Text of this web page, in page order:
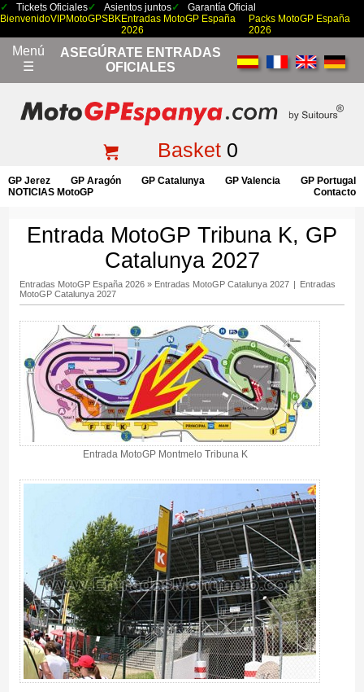
Tickets Oficiales Asientos juntos
Garantía Oficial
BienvenidoVIPMotoGPSBKEntradas MotoGP España
2026
Packs MotoGP España
2026
Menú
☰
ASEGÚRATE ENTRADAS
OFICIALES
Basket0
GP Jerez GP Aragón GP Catalunya GP Valencia
GP Portugal
NOTICIAS MotoGP
Contacto
Entrada MotoGP Tribuna K, GP
Catalunya 2027
Entradas MotoGP España 2026» Entradas MotoGP Catalunya 2027 | Entradas
MotoGP Catalunya 2027
Entrada MotoGP Montmelo Tribuna K